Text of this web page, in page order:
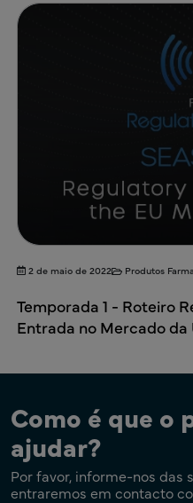
2 de maio de 2022 Produtos
Temporada 1 - Roteiro
Entrada no Mercado da
Como é que o
ajudar?
Por favor, informe-nos das
entraremos em contacto